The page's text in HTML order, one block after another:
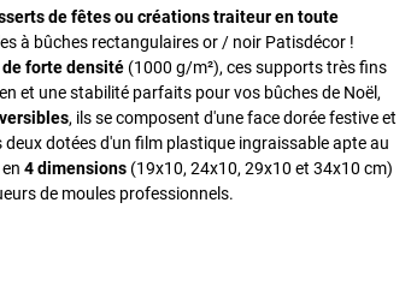
de fêtes ou créations traiteur en toute
à bûches rectangulaires or / noir Patisdécor !
forte densité (1000 g/m²), ces supports très fins
et une stabilité parfaits pour vos bûches de Noël,
, ils se composent d'une face dorée festive et
dotées d'un film plastique ingraissable apte au
4 dimensions (19x10, 24x10, 29x10 et 34x10 cm)
de moules professionnels.